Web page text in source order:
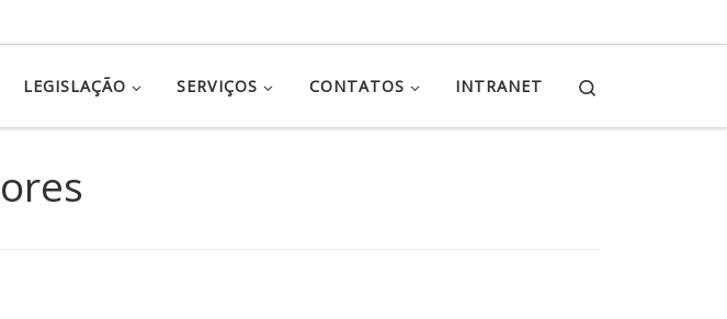
LEGISLAÇÃO SERVIÇOS CONTATOS INTRANET